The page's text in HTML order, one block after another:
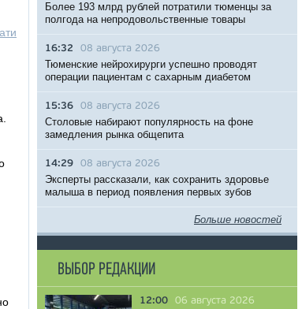
Более 193 млрд рублей потратили тюменцы за
полгода на непродовольственные товары
16:32 08 августа 2026
Тюменские нейрохирурги успешно проводят
операции пациентам с сахарным диабетом
15:36 08 августа 2026
Столовые набирают популярность на фоне
замедления рынка общепита
14:29 08 августа 2026
Эксперты рассказали, как сохранить здоровье
малыша в период появления первых зубов
Больше новостей
ВЫБОР РЕДАКЦИИ
12:00 06 августа 2026